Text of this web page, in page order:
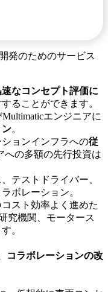
発のためのサービス
速なコンセプト評価に
ることができます。
エンジニアに
ン。
ョンインフラへの従
への多額の先行投資は
テストドライバー、
ボレーション。
スト効率よく進めた
究機関、モータース
。
コラボレーションの改